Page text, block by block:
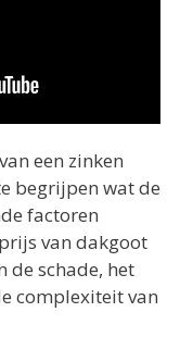
een zinken
begrijpen wat de
factoren
van dakgoot
de schade, het
complexiteit van